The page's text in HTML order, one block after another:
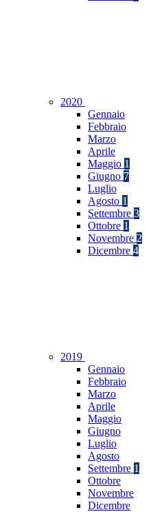
2020
Gennaio
Febbraio
Marzo
Aprile
Maggio 1
Giugno 7
Luglio
Agosto 1
Settembre 3
Ottobre 1
Novembre 2
Dicembre 4
2019
Gennaio
Febbraio
Marzo
Aprile
Maggio
Giugno
Luglio
Agosto
Settembre 1
Ottobre
Novembre
Dicembre